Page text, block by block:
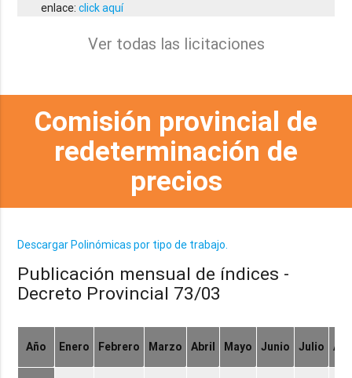
enlace:click aquí
Ver todas las licitaciones
Comisión provincial de
redeterminación de
precios
Descargar Polinómicas por tipo de trabajo.
Publicación mensual de índices -
Decreto Provincial 73/03
Año Enero Febrero Marzo Abril Mayo Junio Julio